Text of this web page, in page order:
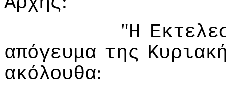
"Η
απόγευμα της
ακόλoυθα: